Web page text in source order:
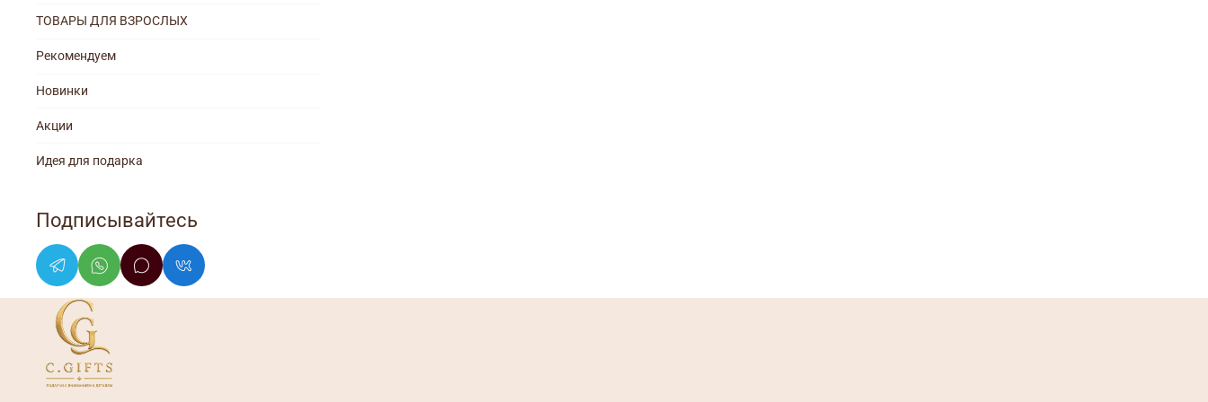
ТОВАРЫ ДЛЯ ВЗРОСЛЫХ
Рекомендуем
Новинки
Акции
Идея для подарка
Подписывайтесь